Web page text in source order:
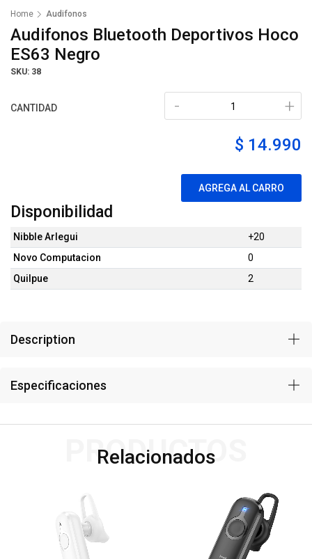
Home Audifonos
Audifonos Bluetooth Deportivos Hoco
ES63 Negro
SKU: 38
CANTIDAD +
-
$ 14.990
AGREGA AL CARRO
Disponibilidad
Nibble Arlegui
+20
Novo Computacion
0
Quilpue
2
Description
Especificaciones
Relacionados
PRODUCTOS